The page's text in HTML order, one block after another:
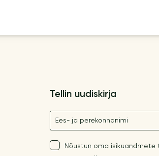
Tellin uudiskirja
Nimetus
Nõustun oma